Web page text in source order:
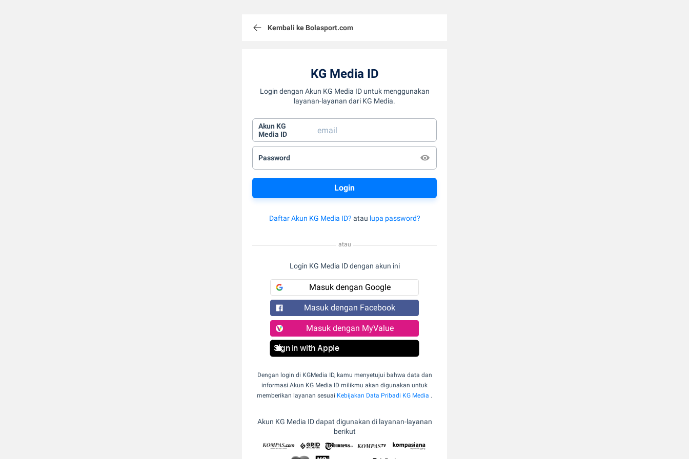
Kembali ke Bolasport.com
KG Media ID
Login dengan Akun KG Media ID untuk menggunakan
layanan-layanan dari KG Media.
Akun KG
Media ID
Password
Daftar Akun KG Media ID? atau lupa password?
atau
Login KG Media ID dengan akun ini
Masuk dengan Google
Masuk dengan Facebook
Masuk dengan MyValue
Sign in with Apple
Dengan login di KGMedia ID, kamu menyetujui bahwa data dan
informasi Akun KG Media ID milikmu akan digunakan untuk
memberikan layanan sesuai Kebijakan Data Pribadi KG Media .
Akun KG Media ID dapat digunakan di layanan-layanan
berikut